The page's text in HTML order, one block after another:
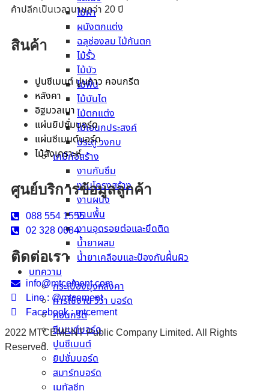
ไม้ฝา
ผนังตกแต่ง
ฉลุช่องลม ไม้กันตก
ไม้รั้ว
ไม้บัว
ไม้พื้น
ไม้บันได
ไม้ตกแต่ง
ไม้เอนกประสงค์
ประตู วงกบ
เคมีก่อสร้าง
งานกันซึม
งานโครงสร้าง
งานผนัง
งานพื้น
งานอุดรอยต่อและยึดติด
น้ำยาผสม
น้ำยาเคลือบและป้องกันผื้นผิว
บทความ
กระเบื้องมุงหลังคา
การใช้งาน วีว่า บอร์ด
คอนกรีต
ซีเมนต์บอร์ด
ปูนซีเมนต์
ยิปซั่มบอร์ด
สมาร์ทบอร์ด
เมทัลชีท
ค้าปลีกเป็นเวลานานกว่า 20 ปี
สินค้า
ปูนซีเมนต์ ปูนกาว คอนกรีต
หลังคา
อิฐมวลเบา
แผ่นยิปซั่มบอร์ด
แผ่นซีเมนต์บอร์ด
ไม้สังเคราะห์
ศูนย์บริการข้อมูลลูกค้า
088 554 1555
02 328 0684
ติดต่อเรา
info@mtcement.com
Line : @mtcement
Facebook : mtcement
2022 MTCEMENT Public Company Limited. All Rights
Reserved.